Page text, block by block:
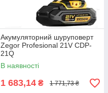
Акумуляторний шуруповерт
Zegor Profesional 21V CDP-
21Q
В наявності
1 683,14 ₴ 1 771,73 ₴